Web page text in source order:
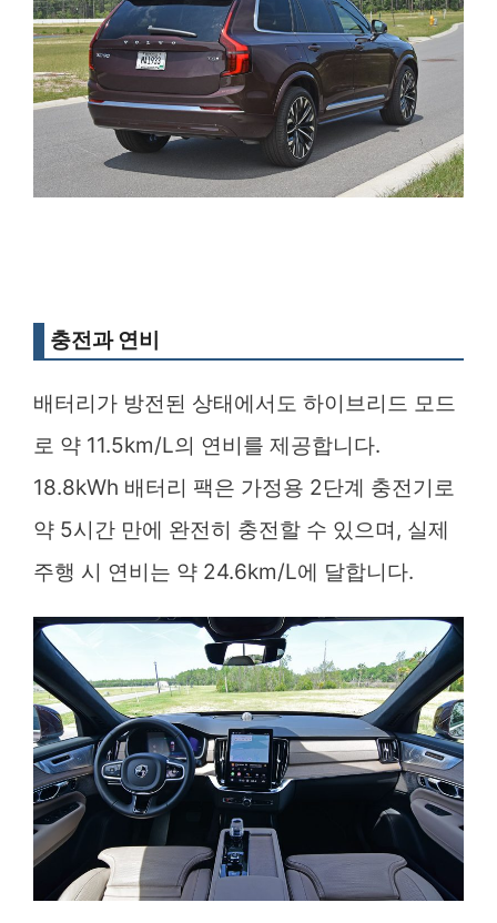
충전과 연비
배터리가 방전된 상태에서도 하이브리드 모드
로 약 11.5km/L의 연비를 제공합니다.
18.8kWh 배터리 팩은 가정용 2단계 충전기로
약 5시간 만에 완전히 충전할 수 있으며, 실제
주행 시 연비는 약 24.6km/L에 달합니다.